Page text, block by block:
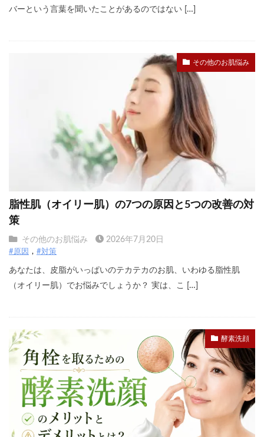
バーという言葉を聞いたことがあるのではない […]
その他のお肌悩み
脂性肌（オイリー肌）の7つの原因と5つの改善の対
策
その他のお肌悩み 2026年7月20日
#原因 #対策
あなたは、皮脂がいっぱいのテカテカのお肌、いわゆる脂性肌
（オイリー肌）でお悩みでしょうか？ 実は、こ […]
酵素洗顔